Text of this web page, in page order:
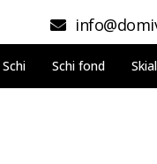
Schi Schi fond